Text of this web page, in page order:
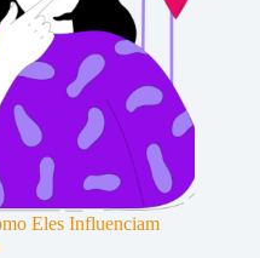
Eles Influenciam